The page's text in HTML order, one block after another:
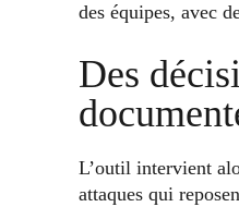
des équipes, avec
Des
L’outil intervient
attaques qui